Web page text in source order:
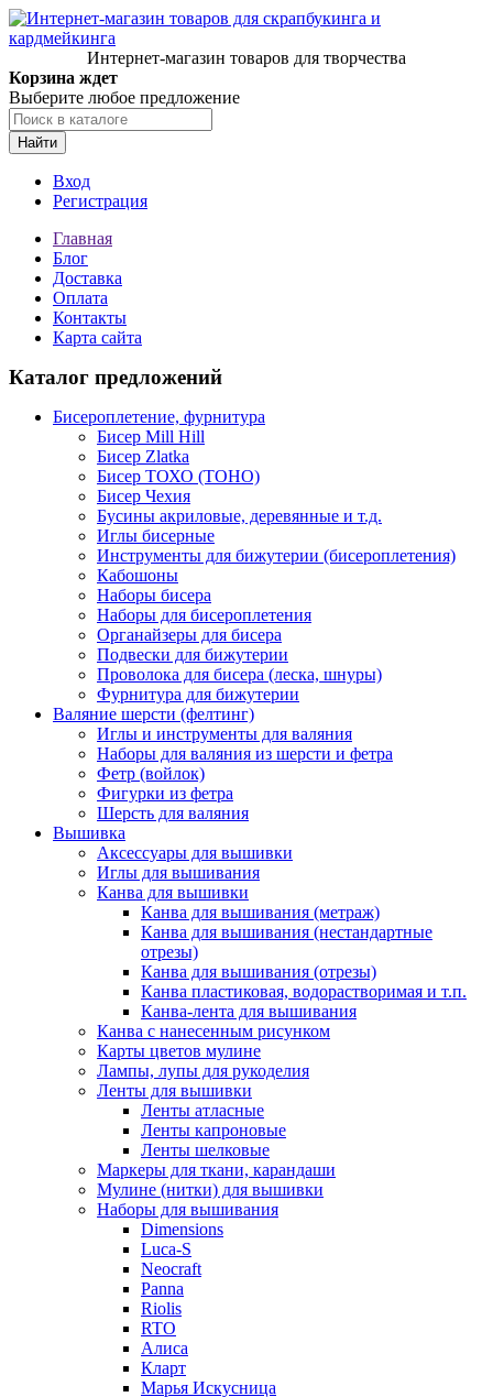
Интернет-магазин товаров для творчества
Корзина ждет
Выберите любое предложение
Найти
Вход
Регистрация
Главная
Блог
Доставка
Оплата
Контакты
Карта сайта
Каталог предложений
Бисероплетение, фурнитура
Бисер Mill Hill
Бисер Zlatka
Бисер ТОХО (TOHO)
Бисер Чехия
Бусины акриловые, деревянные и т.д.
Иглы бисерные
Инструменты для бижутерии (бисероплетения)
Кабошоны
Наборы бисера
Наборы для бисероплетения
Органайзеры для бисера
Подвески для бижутерии
Проволока для бисера (леска, шнуры)
Фурнитура для бижутерии
Валяние шерсти (фелтинг)
Иглы и инструменты для валяния
Наборы для валяния из шерсти и фетра
Фетр (войлок)
Фигурки из фетра
Шерсть для валяния
Вышивка
Аксессуары для вышивки
Иглы для вышивания
Канва для вышивки
Канва для вышивания (метраж)
Канва для вышивания (нестандартные
отрезы)
Канва для вышивания (отрезы)
Канва пластиковая, водорастворимая и т.п.
Канва-лента для вышивания
Канва с нанесенным рисунком
Карты цветов мулине
Лампы, лупы для рукоделия
Ленты для вышивки
Ленты атласные
Ленты капроновые
Ленты шелковые
Маркеры для ткани, карандаши
Мулине (нитки) для вышивки
Наборы для вышивания
Dimensions
Luca-S
Neocraft
Panna
Riolis
RTO
Алиса
Кларт
Марья Искусница